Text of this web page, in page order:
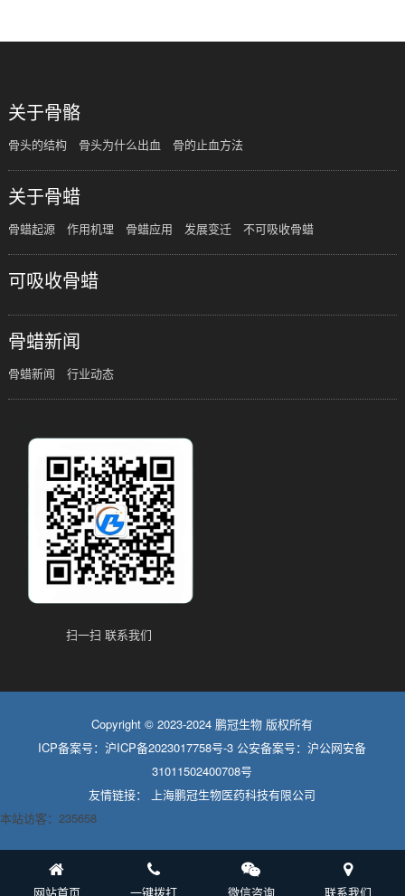
关于骨骼
骨头的结构 骨头为什么出血 骨的止血方法
关于骨蜡
骨蜡起源 作用机理 骨蜡应用 发展变迁 不可吸收骨蜡
可吸收骨蜡
骨蜡新闻
骨蜡新闻 行业动态
扫一扫 联系我们
Copyright © 2023-2024 鹏冠生物 版权所有
ICP备案号：沪ICP备2023017758号-3 公安备案号：沪公网安备
31011502400708号
友情链接：
上海鹏冠生物医药科技有限公司
网站首页 一键拨打 微信咨询 联系我们
本站访客：235658